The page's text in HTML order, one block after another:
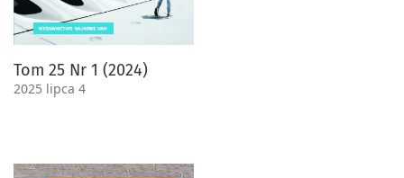
Tom 25 Nr 1 (2024)
2025 lipca 4